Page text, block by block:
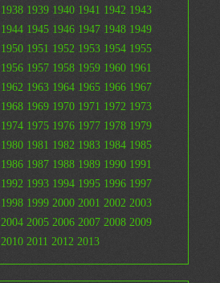
1938 1939 1940 1941 1942 1943
1944 1945 1946 1947 1948 1949
1950 1951 1952 1953 1954 1955
1956 1957 1958 1959 1960 1961
1962 1963 1964 1965 1966 1967
1968 1969 1970 1971 1972 1973
1974 1975 1976 1977 1978 1979
1980 1981 1982 1983 1984 1985
1986 1987 1988 1989 1990 1991
1992 1993 1994 1995 1996 1997
1998 1999 2000 2001 2002 2003
2004 2005 2006 2007 2008 2009
2010 2011 2012 2013